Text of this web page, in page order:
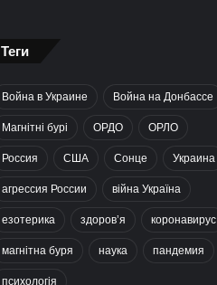
Теги
Война в Украине Война на Донбассе
Магнітні бурі ОРДО ОРЛО
Россия США Сонце Украина
агрессия России війна Україна
езотерика здоров’я коронавирус
магнітна буря наука пандемия
психологія